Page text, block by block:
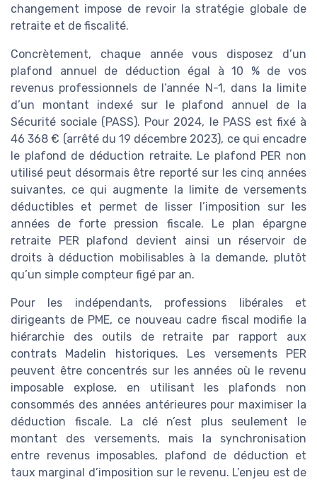
changement impose de revoir la stratégie globale de
retraite et de fiscalité.
Concrètement, chaque année vous disposez d’un
plafond annuel de déduction égal à 10 % de vos
revenus professionnels de l’année N-1, dans la limite
d’un montant indexé sur le plafond annuel de la
Sécurité sociale (PASS). Pour 2024, le PASS est fixé à
46 368 € (arrêté du 19 décembre 2023), ce qui encadre
le plafond de déduction retraite. Le plafond PER non
utilisé peut désormais être reporté sur les cinq années
suivantes, ce qui augmente la limite de versements
déductibles et permet de lisser l’imposition sur les
années de forte pression fiscale. Le plan épargne
retraite PER plafond devient ainsi un réservoir de
droits à déduction mobilisables à la demande, plutôt
qu’un simple compteur figé par an.
Pour les indépendants, professions libérales et
dirigeants de PME, ce nouveau cadre fiscal modifie la
hiérarchie des outils de retraite par rapport aux
contrats Madelin historiques. Les versements PER
peuvent être concentrés sur les années où le revenu
imposable explose, en utilisant les plafonds non
consommés des années antérieures pour maximiser la
déduction fiscale. La clé n’est plus seulement le
montant des versements, mais la synchronisation
entre revenus imposables, plafond de déduction et
taux marginal d’imposition sur le revenu. L’enjeu est de